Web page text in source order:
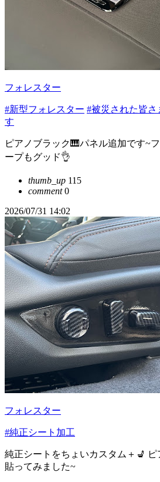
フォレスター
#新型フォレスター #被災された皆さ
す
ピアノブラック🎹パネル追加です~
ープもグッド👌
thumb_up 115
comment0
2026/07/31 14:02
フォレスター
#純正シート加工
純正シートをちょいカスタム＋💺
貼ってみました~